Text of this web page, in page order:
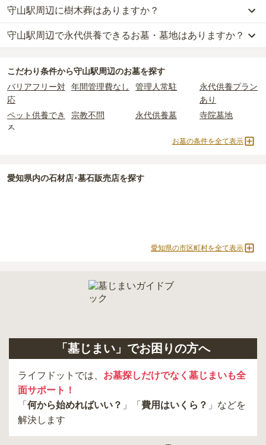
なお、お墓によっては以下の費用が別途かかる場合があります。
用。僧侶に渡すお布施がかかります。
すお布施、会食などの費用がかかります。
年間管理費
：お墓の管理費。契約後、毎年発生するケースがあり
ます。
正確な費用は、区画や石材の選び方によって大きく変わるため、見
積もりを取るまで確定しません。
現地見学では、担当者に「提示金額以外にかかる費用はないか」を
内を取り寄せることができます。
一般的に最も費用を抑えられるのは、他の方のご遺骨と一緒に埋葬
する「合祀墓（ごうしぼ）」と呼ばれるタイプです。個別のお墓に
比べて省スペースで管理の手間がかからないため、費用が安く設定
価格の目安は、1名あたり5万円〜30万円程度です。
守山駅周辺で安価なお墓を探したい場合は、価格の安い順で並び替
えてお墓を探すのがおすすめです。
守山駅周辺には、公営の霊園の掲載がありません。
一方で、愛知県内には、県または市区町村が運営する公営の霊園が
59件あります。
れているケースがほとんどです。
主な条件として、遺骨がすでにある、該当の市区町村に一定年数以
上住んでいるなどが挙げられます。
条件を満たさない場合は、申し込み自体ができないことも多いた
め、事前の確認が重要です。
契約条件の詳細は、各霊園のページをご確認いただくか、資料請求
守山駅周辺に樹木葬はありますか？
守山駅周辺には、樹木葬の掲載がありません。
自然葬をお考えの場合は、海洋散骨もご検討ください。
守山駅周辺で永代供養できるお墓・墓地はありますか？
詳しくは、守山駅周辺の永代供養の一覧をご覧ください。
こだわり条件から守山駅周辺のお墓を探す
バリアフリー対
応
年間管理費なし 管理人常駐
永代供養プラン
あり
ペット供養でき
る
宗教不問 永代供養墓 寺院墓地
お墓の条件を全て表示
愛知県内の石材店･墓石販売店を探す
愛知県の市区町村を全て表示
「墓じまい」でお困りの方へ
ライフドットでは、 お墓探しだけでなく墓じまいも全
面サポート！
「 何から始めればいい？ 」「 費用はいくら？ 」などを
解決します